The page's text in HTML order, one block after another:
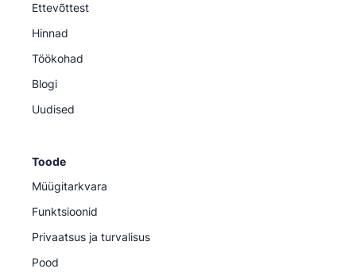
Ettevõttest
Hinnad
Töökohad
Blogi
Uudised
Toode
Müügitarkvara
Funktsioonid
Privaatsus ja turvalisus
Pood